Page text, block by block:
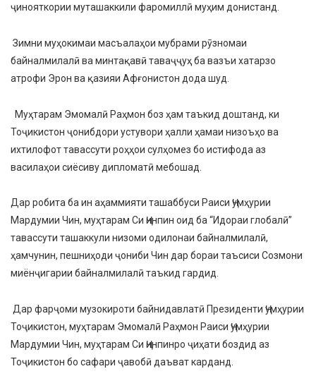
ҷинояткории муташаккили фаромиллӣ муҳим донистанд.
Зимни муҳокимаи масъалаҳои мубрами рӯзномаи
байналмилалӣ ва минтақавӣ таваҷҷуҳ ба вазъи хатарзо
атрофи Эрон ва қазияи Афғонистон дода шуд.
Муҳтарам Эмомалӣ Раҳмон боз ҳам таъкид доштанд, ки
Тоҷикистон ҷонибдори устувори ҳалли ҳамаи низоъҳо ва
ихтилофот тавассути роҳҳои сулҳомез бо истифода аз
василаҳои сиёсиву дипломатӣ мебошад.
Дар робита ба ин аҳаммияти ташаббуси Раиси Ҷумҳурии
Мардумии Чин, муҳтарам Си Ҷинпин оид ба “Идораи глобалӣ”
тавассути ташаккули низоми одилонаи байналмилалӣ,
ҳамчунин, пешниҳоди ҷониби Чин дар бораи таъсиси Созмони
миёнҷигарии байналмилалӣ таъкид гардид.
Дар фарҷоми музокироти байнидавлатӣ Президенти Ҷумҳурии
Тоҷикистон, муҳтарам Эмомалӣ Раҳмон Раиси Ҷумҳурии
Мардумии Чин, муҳтарам Си Ҷинпинро ҷиҳати боздид аз
Тоҷикистон бо сафари ҷавобӣ даъват карданд.